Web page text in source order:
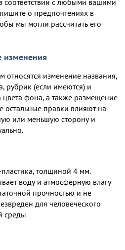
с любыми вашими
о предпочтениях в
мы могли рассчитать его
изменения
относятся изменение названия,
рубрик (если имеются) и
фона, а также размещение
остальные правки влияют на
или меньшую сторону и
толщиной 4 мм.
воду и атмосферную влагу
прочностью и не
для человеческого
среды